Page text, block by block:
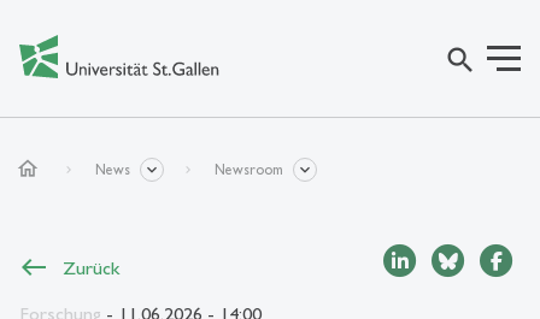
search
home News Newsroom
Zurück
Forschung - 11.06.2026 - 14:00